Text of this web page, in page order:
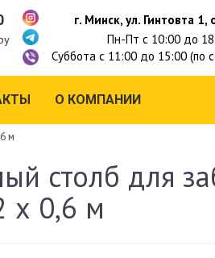
г. Минск, ул. Гинтовта 1,
Пн-Пт с 10:00 до
Суббота с 11:00 до 15:00 (по
О КОМПАНИИ
м
столб для
х 0,6 м